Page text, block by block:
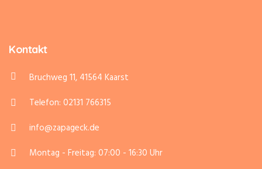
Kontakt
Bruchweg 11, 41564 Kaarst
Telefon: 02131 766315
info@zapageck.de
Montag - Freitag: 07:00 - 16:30 Uhr